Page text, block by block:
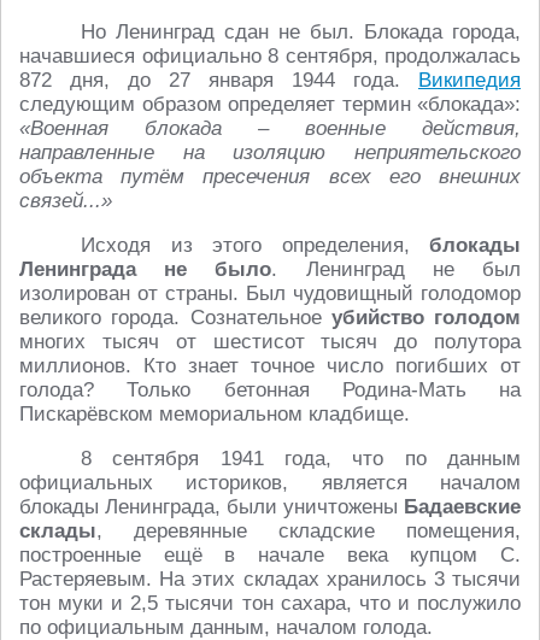
Но Ленинград сдан не был. Блокада города,
начавшиеся официально 8 сентября, продолжалась
872 дня, до 27 января 1944 года. Википедия
следующим образом определяет термин «блокада»:
«Военная блокада – военные действия,
направленные на изоляцию неприятельского
объекта путём пресечения всех его внешних
связей...»
Исходя из этого определения, блокады
Ленинграда не было. Ленинград не был
изолирован от страны. Был чудовищный голодомор
великого города. Сознательное убийство голодом
многих тысяч от шестисот тысяч до полутора
миллионов. Кто знает точное число погибших от
голода? Только бетонная Родина-Мать на
Пискарёвском мемориальном кладбище.
8 сентября 1941 года, что по данным
официальных историков, является началом
блокады Ленинграда, были уничтожены Бадаевские
склады, деревянные складские помещения,
построенные ещё в начале века купцом С.
Растеряевым. На этих складах хранилось 3 тысячи
тон муки и 2,5 тысячи тон сахара, что и послужило
по официальным данным, началом голода.